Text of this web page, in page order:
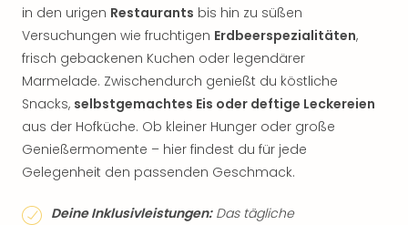
in den urigen Restaurants bis hin zu süßen
Versuchungen wie fruchtigen Erdbeerspezialitäten,
frisch gebackenen Kuchen oder legendärer
Marmelade. Zwischendurch genießt du köstliche
Snacks, selbstgemachtes Eis oder deftige Leckereien
aus der Hofküche. Ob kleiner Hunger oder große
Genießermomente – hier findest du für jede
Gelegenheit den passenden Geschmack.
Deine Inklusivleistungen:Das tägliche